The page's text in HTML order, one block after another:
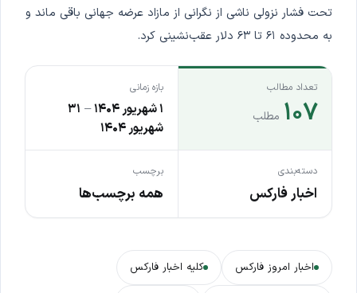
تحت فشار نزولی ناشی از نگرانی از مازاد عرضه جهانی باقی ماند و
به محدوده ۶۱ تا ۶۳ دلار عقب‌نشینی کرد.
تعداد مطالب
۱۰۷ مطلب
بازه زمانی
۱ شهریور ۱۴۰۴ – ۳۱
شهریور ۱۴۰۴
دسته‌بندی
اخبار فارکس
برچسب
همه برچسب‌ها
اخبار امروز فارکس کلیه اخبار فارکس